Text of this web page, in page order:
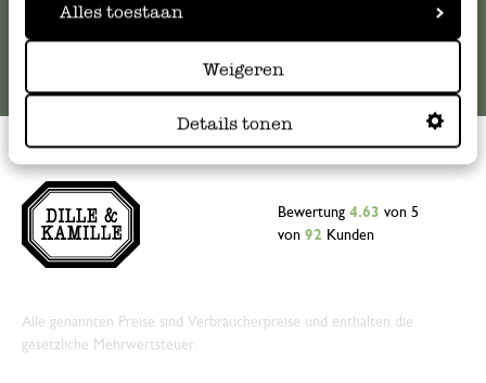
Alles toestaan
Weigeren
Details tonen
Bewertung 4.63 von 5
von 92 Kunden
Alle genannten Preise sind Verbraucherpreise und enthalten die
gesetzliche Mehrwertsteuer.